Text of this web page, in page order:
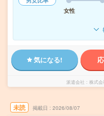
女性
気になる!
派遣会社 株式
未読 掲載日 2026/08/07